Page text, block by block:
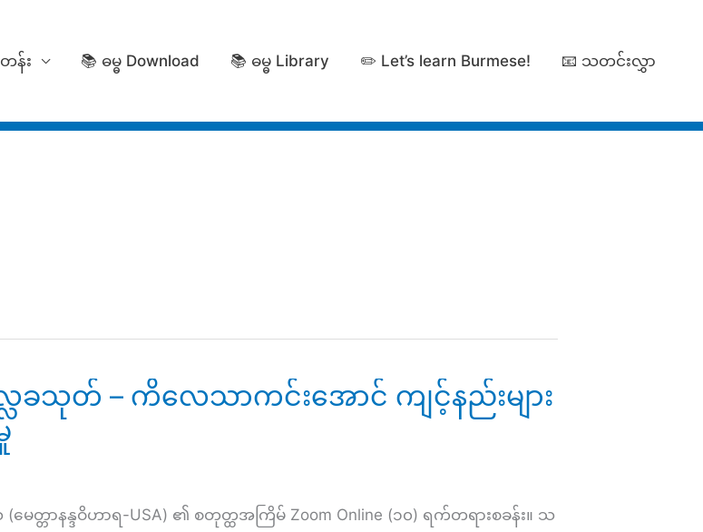
န်း 📚 ဓမ္ဓ Download 📚 ဓမ္ဓ Library ✏️ Let’s learn Burmese! 📧 သတင်းလွှာ
ေခသုတ် – ကိလေသာကင်းအောင် ကျင့်နည်းများ
တ္တာနန္ဒဝိဟာရ-USA) ၏ စတုတ္ထအကြိမ် Zoom Online (၁၀) ရက်တရားစခန်း။ သ